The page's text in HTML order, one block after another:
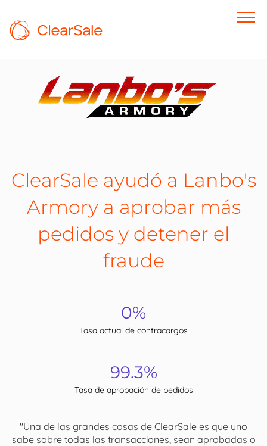
ClearSale ayudó a Lanbo's
Armory a aprobar más
pedidos y detener el
fraude
0%
Tasa actual de contracargos
99.3%
Tasa de aprobación de pedidos
"Una de las grandes cosas de ClearSale es que uno
sabe sobre todas las transacciones, sean aprobadas o